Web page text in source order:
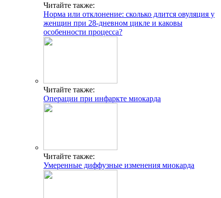
Читайте также:
Норма или отклонение: сколько длится овуляция у
женщин при 28-дневном цикле и каковы
особенности процесса?
Читайте также:
Операции при инфаркте миокарда
Читайте также:
Умеренные диффузные изменения миокарда